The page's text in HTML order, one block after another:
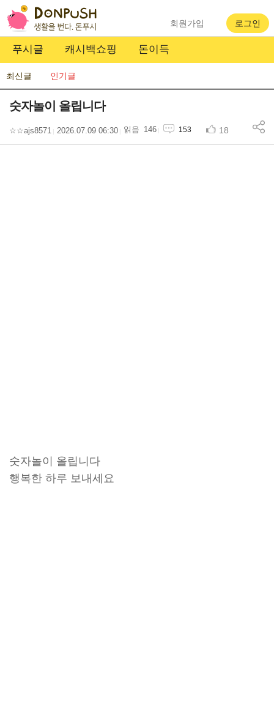
푸시글 캐시백쇼핑 돈이득
회원가입 로그인
최신글 인기글
숫자놀이 올립니다
☆☆ajs8571 2026.07.09 06:30 146 153 18
숫자놀이 올립니다
행복한 하루 보내세요